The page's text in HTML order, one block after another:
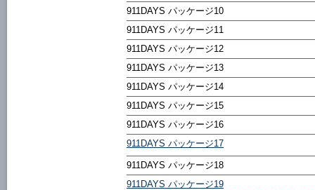
911DAYS パッケージ10
911DAYS パッケージ11
911DAYS パッケージ12
911DAYS パッケージ13
911DAYS パッケージ14
911DAYS パッケージ15
911DAYS パッケージ16
911DAYS パッケージ17
911DAYS パッケージ18
911DAYS パッケージ19